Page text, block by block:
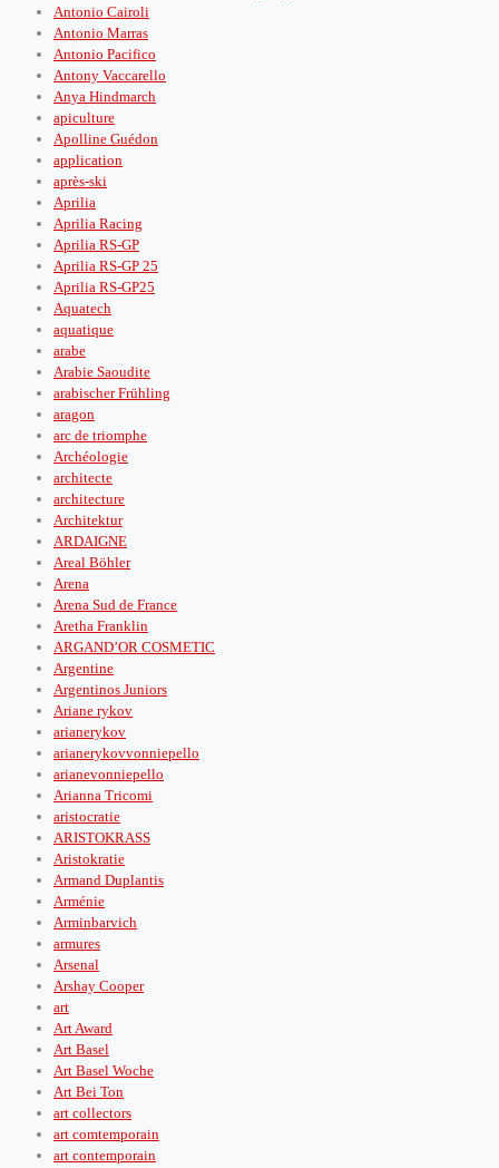
Antonio Cairoli
Antonio Marras
Antonio Pacifico
Antony Vaccarello
Anya Hindmarch
apiculture
Apolline Guédon
application
après‑ski
Aprilia
Aprilia Racing
Aprilia RS-GP
Aprilia RS-GP 25
Aprilia RS-GP25
Aquatech
aquatique
arabe
Arabie Saoudite
arabischer Frühling
aragon
arc de triomphe
Archéologie
architecte
architecture
Architektur
ARDAIGNE
Areal Böhler
Arena
Arena Sud de France
Aretha Franklin
ARGAND’OR COSMETIC
Argentine
Argentinos Juniors
Ariane rykov
arianerykov
arianerykovvonniepello
arianevonniepello
Arianna Tricomi
aristocratie
ARISTOKRASS
Aristokratie
Armand Duplantis
Arménie
Arminbarvich
armures
Arsenal
Arshay Cooper
art
Art Award
Art Basel
Art Basel Woche
Art Bei Ton
art collectors
art comtemporain
art contemporain